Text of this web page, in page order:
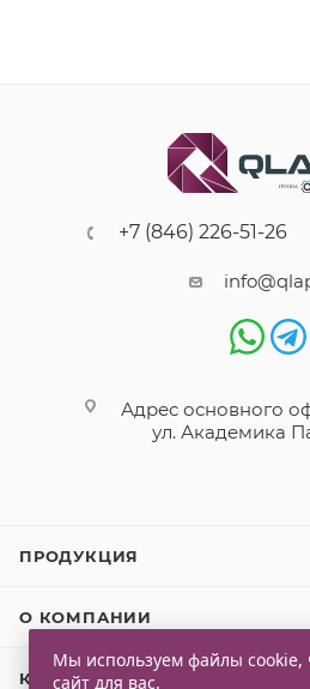
+7 (846) 226-51-26
Адрес основного
ул. Академика
ПРОДУКЦИЯ
О КОМПАНИИ
КЛИЕНТАМ
Мы используем файлы cookie,
сайт для вас.